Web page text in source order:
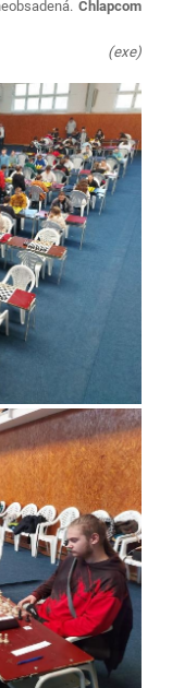
Chlapcom
(exe)